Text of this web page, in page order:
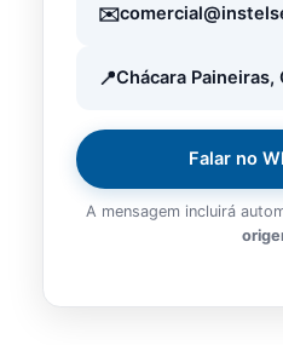
Chácara Paineiras,
Falar no
A mensagem incluirá